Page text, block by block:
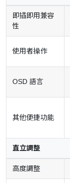
即插即用兼容
性
使用者操作
OSD 語言
其他便捷功能
直立調整
高度調整